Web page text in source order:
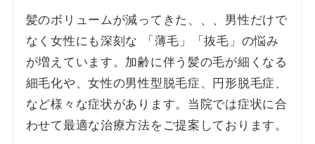
髪のボリュームが減ってきた、、、男性だけで
なく女性にも深刻な 「薄毛」「抜毛」の悩み
が増えています。加齢に伴う髪の毛が細くなる
細毛化や、女性の男性型脱毛症、円形脱毛症、
など様々な症状があります。当院では症状に合
わせて最適な治療方法をご提案しております。